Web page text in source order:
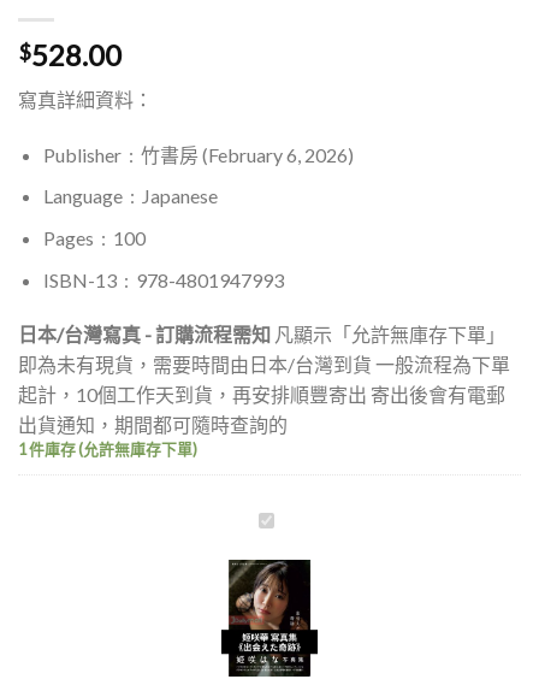
$528.00
寫真詳細資料：
Publisher ‏ : ‎ 竹書房(February 6, 2026)
Language ‏ : ‎ Japanese
Pages ‏ : ‎ 100
ISBN-13 ‏ : ‎ 978-4801947993
日本/台灣寫真 - 訂購流程需知 凡顯示「允許無庫存下單」
即為未有現貨，需要時間由日本/台灣到貨 一般流程為下單
起計，10個工作天到貨，再安排順豐寄出 寄出後會有電郵
出貨通知，期間都可隨時查詢的
1 件庫存 (允許無庫存下單)
姬
華
（姫
咲
は